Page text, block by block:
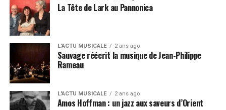
La Tête de Lark au Pannonica
L'ACTU MUSICALE 2 ans ago
Sauvage réécrit la musique de Jean-Philippe
Rameau
L'ACTU MUSICALE 2 ans ago
Amos Hoffman : un jazz aux saveurs d’Orient